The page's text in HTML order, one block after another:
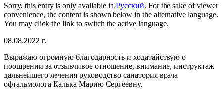
Sorry, this entry is only available in Русский. For the sake of viewer
convenience, the content is shown below in the alternative language.
You may click the link to switch the active language.
08.08.2022 г.
Выражаю огромную благодарность и ходатайствую о
поощрении за отзывчивое отношение, внимание, инструктаж
дальнейшего лечения руководство санатория врача
офтальмолога Калька Марию Сергеевну.